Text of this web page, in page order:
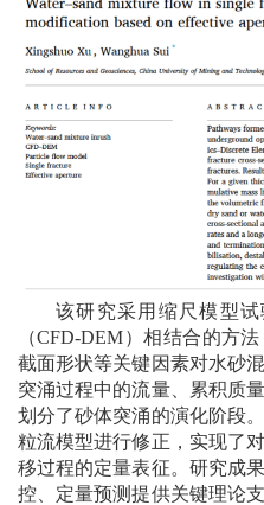
该研究采用缩尺模型
（CFD-DEM）相结合的方
截面形状等关键因素对水砂
突涌过程中的流量、累积质
划分了砂体突涌的演化阶段
粒流模型进行修正，实现了
移过程的定量表征。 研究成果
控、定量预测提供关键理论支